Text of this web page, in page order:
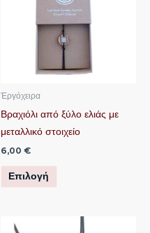
Ἐργόχειρα
Βραχιόλι από ξύλο ελιάς με
μεταλλικό στοιχείο
6,00 €
Επιλογή
έχει
πολλαπλές
παραλλαγές.
επιλογές
να
επιλεγούν